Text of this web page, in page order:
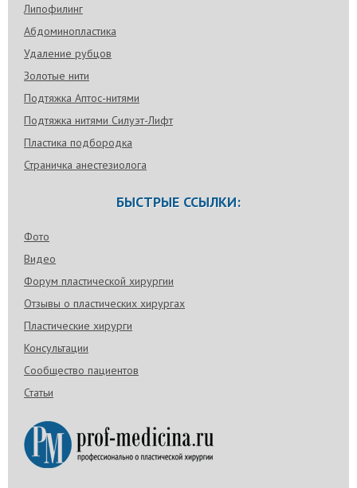
Липофилинг
Абдоминопластика
Удаление рубцов
Золотые нити
Подтяжка Аптос-нитями
Подтяжка нитями Силуэт-Лифт
Пластика подбородка
Страничка анестезиолога
БЫСТРЫЕ ССЫЛКИ:
Фото
Видео
Форум пластической хирургии
Отзывы о пластических хирургах
Пластические хирурги
Консультации
Сообщество пациентов
Статьи